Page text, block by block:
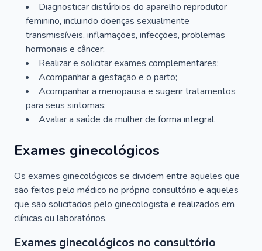
Diagnosticar distúrbios do aparelho reprodutor
feminino, incluindo doenças sexualmente
transmissíveis, inflamações, infecções, problemas
hormonais e câncer;
Realizar e solicitar exames complementares;
Acompanhar a gestação e o parto;
Acompanhar a menopausa e sugerir tratamentos
para seus sintomas;
Avaliar a saúde da mulher de forma integral.
Exames ginecológicos
Os exames ginecológicos se dividem entre aqueles que
são feitos pelo médico no próprio consultório e aqueles
que são solicitados pelo ginecologista e realizados em
clínicas ou laboratórios.
Exames ginecológicos no consultório